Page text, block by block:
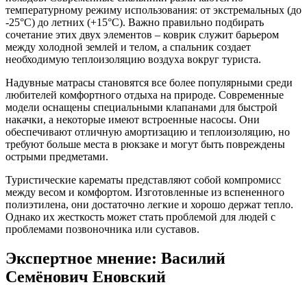
температурному режиму использования: от экстремальных (до
-25°C) до летних (+15°C). Важно правильно подбирать
сочетание этих двух элементов – коврик служит барьером
между холодной землей и телом, а спальник создает
необходимую теплоизоляцию воздуха вокруг туриста.
Надувные матрасы становятся все более популярными среди
любителей комфортного отдыха на природе. Современные
модели оснащены специальными клапанами для быстрой
накачки, а некоторые имеют встроенные насосы. Они
обеспечивают отличную амортизацию и теплоизоляцию, но
требуют больше места в рюкзаке и могут быть повреждены
острыми предметами.
Туристические карематы представляют собой компромисс
между весом и комфортом. Изготовленные из вспененного
полиэтилена, они достаточно легкие и хорошо держат тепло.
Однако их жесткость может стать проблемой для людей с
проблемами позвоночника или суставов.
Экспертное мнение: Василий
Семёнович Еновский